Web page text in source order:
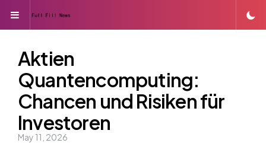
Menu
Aktien
Quantencomputing:
Chancen und Risiken für
Investoren
May 11, 2026